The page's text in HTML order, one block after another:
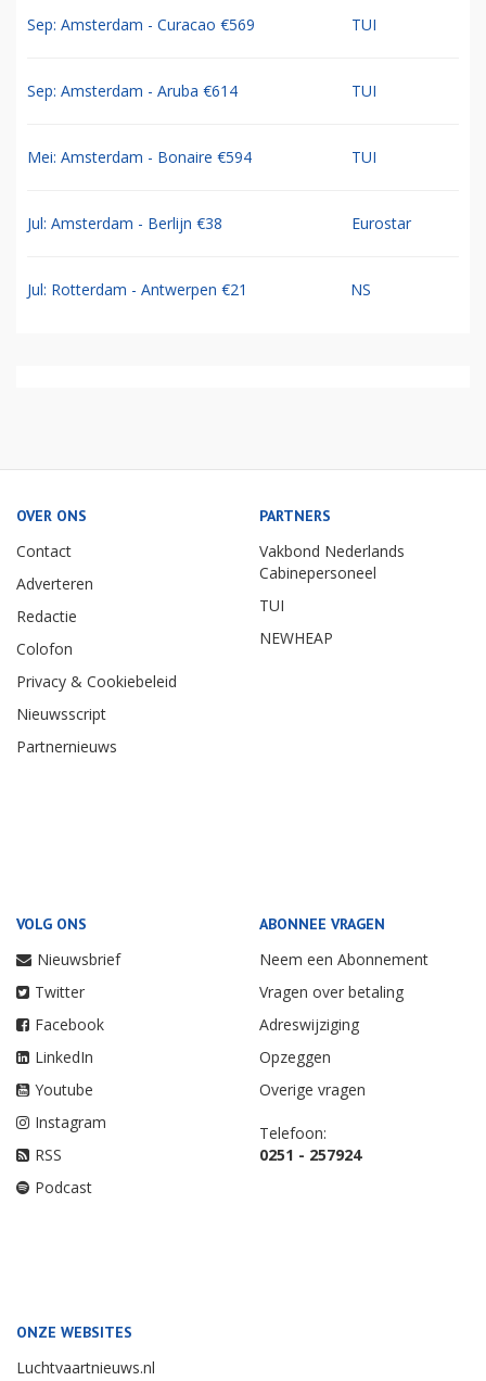
Sep: Amsterdam - Curacao €569 TUI
Sep: Amsterdam - Aruba €614 TUI
Mei: Amsterdam - Bonaire €594 TUI
Jul: Amsterdam - Berlijn €38 Eurostar
Jul: Rotterdam - Antwerpen €21 NS
OVER ONS
Contact
Adverteren
Redactie
Colofon
Privacy & Cookiebeleid
Nieuwsscript
Partnernieuws
PARTNERS
Vakbond Nederlands
Cabinepersoneel
TUI
NEWHEAP
VOLG ONS
Nieuwsbrief
Twitter
Facebook
LinkedIn
Youtube
Instagram
RSS
Podcast
ABONNEE VRAGEN
Neem een Abonnement
Vragen over betaling
Adreswijziging
Opzeggen
Overige vragen
Telefoon:
0251 - 257924
ONZE WEBSITES
Luchtvaartnieuws.nl